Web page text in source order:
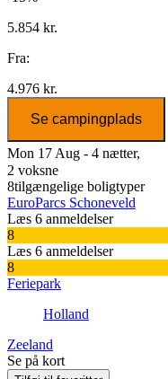
5.854 kr.
Fra:
4.976 kr.
Se campingplads
Mon 17 Aug - 4 nætter,
2 voksne
8tilgængelige boligtyper
EuroParcs Schoneveld
Læs 6 anmeldelser
8
Læs 6 anmeldelser
8
Feriepark
Holland
Zeeland
Se på kort